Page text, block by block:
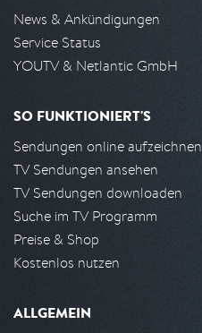
News & Ankündigungen
Service Status
YOUTV & Netlantic GmbH
SO FUNKTIONIERT'S
Sendungen online aufzeichnen
TV Sendungen ansehen
TV Sendungen downloaden
Suche im TV Programm
Preise & Shop
Kostenlos nutzen
ALLGEMEIN